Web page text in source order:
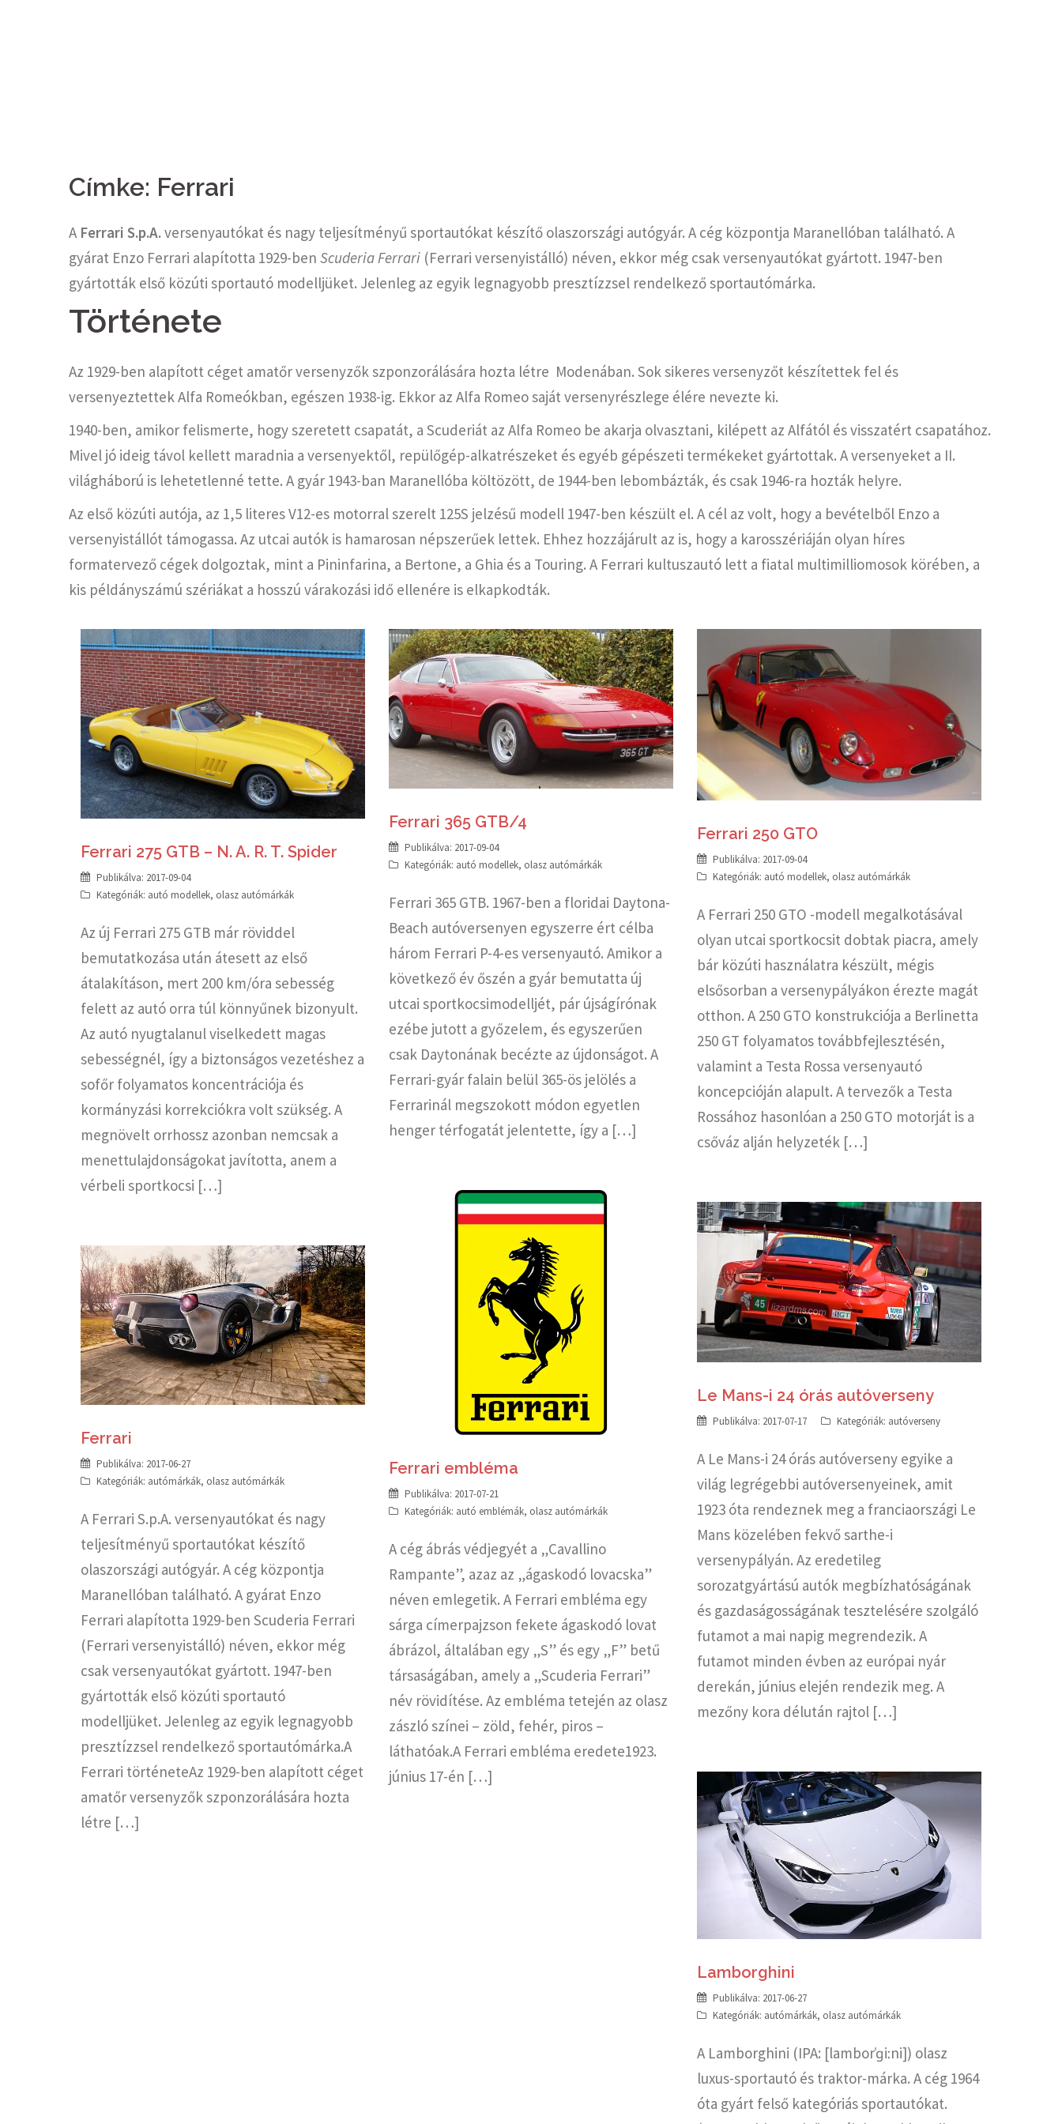
Címke: Ferrari
A Ferrari S.p.A.versenyautókat és nagy teljesítményű sportautókat készítő olaszországi autógyár. A cég központja Maranellóban található. A
gyárat Enzo Ferrari alapította 1929-ben Scuderia Ferrari (Ferrari versenyistálló) néven, ekkor még csak versenyautókat gyártott. 1947-ben
gyártották első közúti sportautó modelljüket. Jelenleg az egyik legnagyobb presztízzsel rendelkező sportautómárka.
Története
Az 1929-ben alapított céget amatőr versenyzők szponzorálására hozta létre Modenában. Sok sikeres versenyzőt készítettek fel és
versenyeztettek Alfa Romeókban, egészen 1938-ig. Ekkor az Alfa Romeo saját versenyrészlege élére nevezte ki.
1940-ben, amikor felismerte, hogy szeretett csapatát, a Scuderiát az Alfa Romeo be akarja olvasztani, kilépett az Alfától és visszatért csapatához.
Mivel jó ideig távol kellett maradnia a versenyektől, repülőgép-alkatrészeket és egyéb gépészeti termékeket gyártottak. A versenyeket a II.
világháború is lehetetlenné tette. A gyár 1943-ban Maranellóba költözött, de 1944-ben lebombázták, és csak 1946-ra hozták helyre.
Az első közúti autója, az 1,5 literes V12-es motorral szerelt 125S jelzésű modell 1947-ben készült el. A cél az volt, hogy a bevételből Enzo a
versenyistállót támogassa. Az utcai autók is hamarosan népszerűek lettek. Ehhez hozzájárult az is, hogy a karosszériáján olyan híres
formatervező cégek dolgoztak, mint a Pininfarina, a Bertone, a Ghia és a Touring. A Ferrari kultuszautó lett a fiatal multimilliomosok körében, a
kis példányszámú szériákat a hosszú várakozási idő ellenére is elkapkodták.
Ferrari 275 GTB – N. A. R. T. Spider
Publikálva: 2017-09-04
Kategóriák: autó modellek, olasz autómárkák
Az új Ferrari 275 GTB már röviddel
bemutatkozása után átesett az első
átalakításon, mert 200 km/óra sebesség
felett az autó orra túl könnyűnek bizonyult.
Az autó nyugtalanul viselkedett magas
sebességnél, így a biztonságos vezetéshez a
sofőr folyamatos koncentrációja és
kormányzási korrekciókra volt szükség. A
megnövelt orrhossz azonban nemcsak a
menettulajdonságokat javította, anem a
vérbeli sportkocsi […]
Ferrari 365 GTB/4
Publikálva: 2017-09-04
Kategóriák: autó modellek, olasz autómárkák
Ferrari 365 GTB. 1967-ben a floridai Daytona-
Beach autóversenyen egyszerre ért célba
három Ferrari P-4-es versenyautó. Amikor a
következő év őszén a gyár bemutatta új
utcai sportkocsimodelljét, pár újságírónak
ezébe jutott a győzelem, és egyszerűen
csak Daytonának becézte az újdonságot. A
Ferrari-gyár falain belül 365-ös jelölés a
Ferrarinál megszokott módon egyetlen
henger térfogatát jelentette, így a […]
Ferrari 250 GTO
Publikálva: 2017-09-04
Kategóriák: autó modellek, olasz autómárkák
A Ferrari 250 GTO -modell megalkotásával
olyan utcai sportkocsit dobtak piacra, amely
bár közúti használatra készült, mégis
elsősorban a versenypályákon érezte magát
otthon. A 250 GTO konstrukciója a Berlinetta
250 GT folyamatos továbbfejlesztésén,
valamint a Testa Rossa versenyautó
koncepcióján alapult. A tervezők a Testa
Rossához hasonlóan a 250 GTO motorját is a
csőváz alján helyzeték […]
Ferrari embléma
Publikálva: 2017-07-21
Kategóriák: autó emblémák, olasz autómárkák
A cég ábrás védjegyét a „Cavallino
Rampante”, azaz az „ágaskodó lovacska”
néven emlegetik. A Ferrari embléma egy
sárga címerpajzson fekete ágaskodó lovat
ábrázol, általában egy „S” és egy „F” betű
társaságában, amely a „Scuderia Ferrari”
név rövidítése. Az embléma tetején az olasz
zászló színei – zöld, fehér, piros –
láthatóak.A Ferrari embléma eredete1923.
június 17-én […]
Le Mans-i 24 órás autóverseny
Publikálva: 2017-07-17 Kategóriák: autóverseny
A Le Mans-i 24 órás autóverseny egyike a
világ legrégebbi autóversenyeinek, amit
1923 óta rendeznek meg a franciaországi Le
Mans közelében fekvő sarthe-i
versenypályán. Az eredetileg
sorozatgyártású autók megbízhatóságának
és gazdaságosságának tesztelésére szolgáló
futamot a mai napig megrendezik. A
futamot minden évben az európai nyár
derekán, június elején rendezik meg. A
mezőny kora délután rajtol […]
Ferrari
Publikálva: 2017-06-27
Kategóriák: autómárkák, olasz autómárkák
A Ferrari S.p.A. versenyautókat és nagy
teljesítményű sportautókat készítő
olaszországi autógyár. A cég központja
Maranellóban található. A gyárat Enzo
Ferrari alapította 1929-ben Scuderia Ferrari
(Ferrari versenyistálló) néven, ekkor még
csak versenyautókat gyártott. 1947-ben
gyártották első közúti sportautó
modelljüket. Jelenleg az egyik legnagyobb
presztízzsel rendelkező sportautómárka.A
Ferrari történeteAz 1929-ben alapított céget
amatőr versenyzők szponzorálására hozta
létre […]
Lamborghini
Publikálva: 2017-06-27
Kategóriák: autómárkák, olasz autómárkák
A Lamborghini (IPA: [lamborˈɡiːni]) olasz
luxus-sportautó és traktor-márka. A cég 1964
óta gyárt felső kategóriás sportautókat.